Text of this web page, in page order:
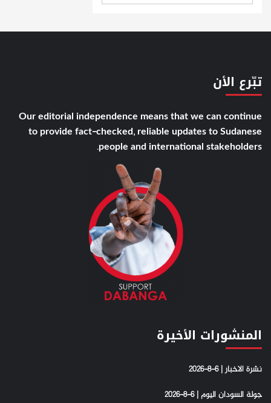
تبّرع الأن
Our editorial independence means that we can continue
to provide fact-checked, reliable updates to Sudanese
people and international stakeholders.
المنشورات الأخيرة
نشرة الاخبار | 6-8-2026
جولة السودان اليوم | 6-8-2026